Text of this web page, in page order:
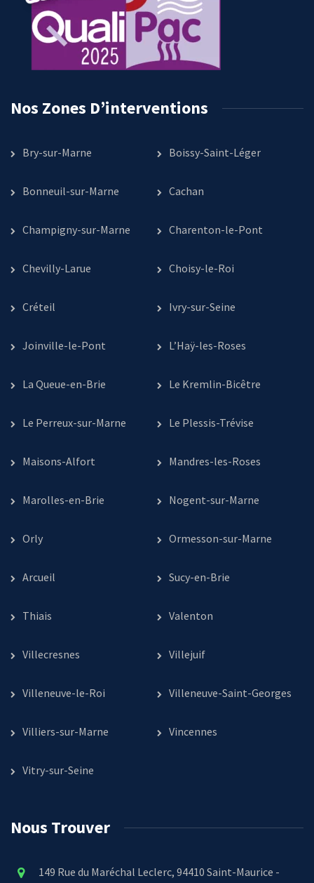
Nos Zones D’interventions
Bry-sur-Marne Boissy-Saint-Léger
Bonneuil-sur-Marne Cachan
Champigny-sur-Marne Charenton-le-Pont
Chevilly-Larue Choisy-le-Roi
Créteil Ivry-sur-Seine
Joinville-le-Pont L’Haÿ-les-Roses
La Queue-en-Brie Le Kremlin-Bicêtre
Le Perreux-sur-Marne Le Plessis-Trévise
Maisons-Alfort Mandres-les-Roses
Marolles-en-Brie Nogent-sur-Marne
Orly Ormesson-sur-Marne
Arcueil Sucy-en-Brie
Thiais Valenton
Villecresnes Villejuif
Villeneuve-le-Roi Villeneuve-Saint-Georges
Villiers-sur-Marne Vincennes
Vitry-sur-Seine
Nous Trouver
149 Rue du Maréchal Leclerc, 94410 Saint-Maurice -